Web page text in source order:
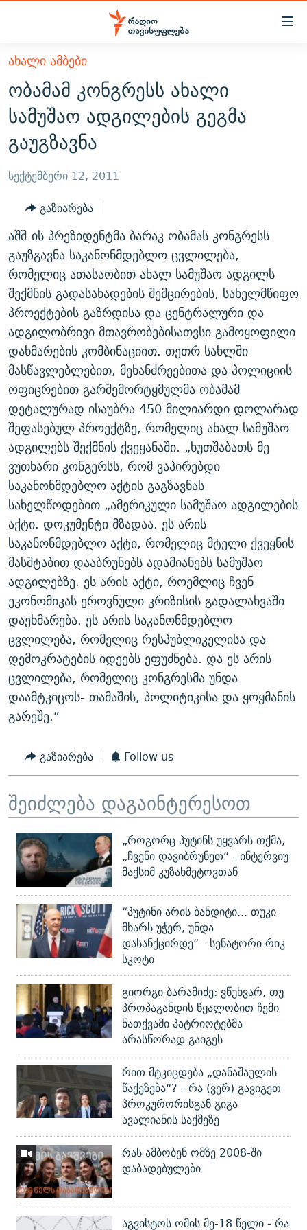
Accessibility
მთავარ
შინაარსზე
დაბრუნება
მთავარ
ნავიგაციაზე
დაბრუნება
ძიებაზე
ᲐᲮᲐᲚᲘ ᲐᲛᲑᲔᲑᲘ
ᲗᲔᲛᲔᲑᲘ
ᲞᲝᲚᲘᲢᲘᲙᲐ
ᲔᲙᲝᲜᲝᲛᲘᲙᲐ
ᲡᲐᲖᲝᲒᲐᲓᲝᲔᲑᲐ
ᲕᲘᲓᲔᲝ
ᲑᲚᲝᲒᲔᲑᲘ
ᲞᲝᲓᲙᲐᲡᲢᲔᲑᲘ
60 ᲓᲔᲪᲘᲑᲔᲚᲘ
ᲒᲐᲜᲙᲘᲗᲮᲕᲘᲡ ᲓᲦᲔ
ᲓᲘᲚᲘᲡ ᲡᲐᲣᲑᲠᲔᲑᲘ
ᲛᲝᲚᲐᲞᲐᲠᲐᲙᲔ ᲢᲔᲥᲡᲢᲔᲑᲘ
ᲨᲘᲜ - ᲣᲪᲮᲝᲔᲗᲨᲘ
ᲚᲘᲢᲔᲠᲐᲢᲣᲠᲣᲚᲘ ᲬᲐᲮᲜᲐᲒᲔᲑᲘ
ᲐᲛᲔᲠᲘᲙᲣᲚᲘ ᲛᲝᲗᲮᲠᲝᲑᲐ
ᲘᲛᲞᲔᲠᲘᲐ ᲓᲐ ᲠᲐᲓᲘᲝ
ᲤᲔᲜᲝᲕᲐᲜᲘ - 2.10
ᲗᲥᲕᲔᲜᲘ ᲞᲣᲑᲚᲘᲙᲐᲪᲘᲔᲑᲘ
ᲞᲠᲝᲔᲥᲢᲔᲑᲘ
ᲣᲙᲠᲐᲘᲜᲐᲨᲘ ᲓᲐᲦᲣᲞᲣᲚᲘ ᲥᲐᲠᲗᲕᲔᲚᲘ ᲛᲔᲑᲠᲫᲝᲚᲔᲑᲘ - 2022
ᲓᲐᲛᲝᲣᲙᲘᲓᲔᲑᲚᲝᲑᲘᲡ 100 ᲬᲔᲚᲘ
ᲩᲔᲛᲘ ᲡᲘᲙᲕᲓᲘᲚᲘᲡ ᲛᲘᲖᲔᲖᲘᲐ COVID-19
11 ᲬᲔᲚᲘ - 11 ᲐᲛᲑᲐᲕᲘ
ᲡᲐᲞᲐᲠᲚᲐᲛᲔᲜᲢᲝ ᲐᲠᲩᲔᲕᲜᲔᲑᲘᲡ ᲘᲡᲢᲝᲠᲘᲐ
ᲑᲐᲕᲨᲕᲔᲑᲘ ᲞᲠᲝᲡᲢᲘᲢᲣᲪᲘᲐᲨᲘ - ᲐᲛᲝᲣᲗᲥᲛᲔᲚᲘ ᲐᲛᲑᲐᲕᲘ
5 ᲐᲛᲑᲐᲕᲘ - 20 ᲘᲕᲜᲘᲡᲡ ᲓᲐᲨᲐᲕᲔᲑᲣᲚᲔᲑᲘ
ᲐᲒᲕᲘᲡᲢᲝᲡ ᲝᲛᲘ
ПРИВЕТ ᲙᲣᲚᲢᲣᲠᲐ
ЭХО КАВКАЗА
ᲒᲐᲛᲝᲘᲬᲔᲠᲔ
რთე/რთ-ის ყველა საიტი
ᲐᲮᲐᲚᲘ ᲐᲛᲑᲔᲑᲘ
ობამამ კონგრესს ახალი
სამუშაო ადგილების გეგმა
გაუგზავნა
სექტემბერი 12, 2011
გაზიარება
აშშ-ის პრეზიდენტმა ბარაკ ობამას კონგრესს
გაუზგავნა საკანონმდებლო ცვლილება,
რომელიც ათასაობით ახალ სამუშაო ადგილს
შექმნის გადასახადების შემცირების, სახელმწიფო
პროექტების გაზრდისა და ცენტრალური და
ადგილობრივი მთავრობებისათვსი გამოყოფილი
დახმარების კომბინაციით. თეთრ სახლში
მასწავლებლებით, მეხანძრეებითა და პოლიციის
ოფიცრებით გარშემორტყმულმა ობამამ
დეტალურად ისაუბრა 450 მილიარდი დოლარად
შეფასებულ პროექტზე, რომელიც ახალ სამუშაო
ადგილებს შექმნის ქვეყანაში. „ხუთშაბათს მე
ვუთხარი კონგერსს, რომ ვაპირებდი
საკანონმდებლო აქტის გაგზავნას
სახელწოდებით „ამერიკული სამუშაო ადგილების
აქტი. დოკუმენტი მზადაა. ეს არის
საკანონმდებლო აქტი, რომელიც მტელი ქვეყნის
მასშტაბით დააბრუნებს ადამიანებს სამუშაო
ადგილებზე. ეს არის აქტი, როემლიც ჩვენ
ეკონომიკას ეროვნული კრიზისის გადალახვაში
დაეხმარება. ეს არის საკანონმდებლო
ცვლილება, რომელიც რესპუბლიკელისა და
დემოკრატების იდეებს ეფუძნება. და ეს არის
ცვლილება, რომელიც კონგრესმა უნდა
დაამტკიცოს- თამაშის, პოლიტიკისა და ყოყმანის
გარეშე.“
გაზიარება Follow us
შეიძლება დაგაინტერესოთ
„როგორც პუტინს უყვარს თქმა,
„ჩვენი დავიბრუნეთ“ - ინტერვიუ
მაქსიმ კუზახმეტოვთან
“პუტინი არის ბანდიტი... თუკი
მხარს უჭერ, უნდა
დასანქცირდე” - სენატორი რიკ
სკოტი
გიორგი ბარამიძე: ვწუხვარ, თუ
პროპაგანდის წყალობით ჩემი
ნათქვამი პატრიოტებმა
არასწორად გაიგეს
რით მტკიცდება „დანაშაულის
წაქეზება“? - რა (ვერ) გავიგეთ
პროკურორისგან გიგა
ავალიანის საქმეზე
რას ამბობენ ომზე 2008-ში
დაბადებულები
აგვისტოს ომის მე-18 წელი - რა